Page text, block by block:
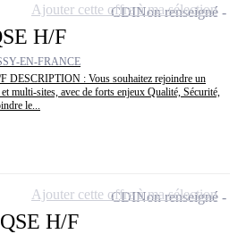
H/F
EN-FRANCE
DESCRIPTION : Vous souhaitez rejoindre un
multi-sites, avec de forts enjeux Qualité, Sécurité,
le...
CDINon renseigné
Ajouter cette offre à ma sélection
H/F
CDINon renseigné
Ajouter cette offre à ma sélection